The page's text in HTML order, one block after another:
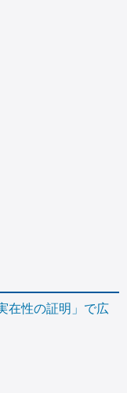
在性の証明」で広